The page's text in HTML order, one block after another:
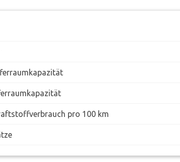
pro 100 km